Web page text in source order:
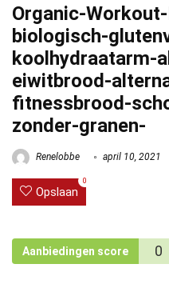
Organic-
biologisch-
koolhydraatarm-
eiwitbrood-
fitnessbrood-
zonder-granen-
Renelobbe april 10, 2021
Opslaan
0
Aanbiedingen score 0